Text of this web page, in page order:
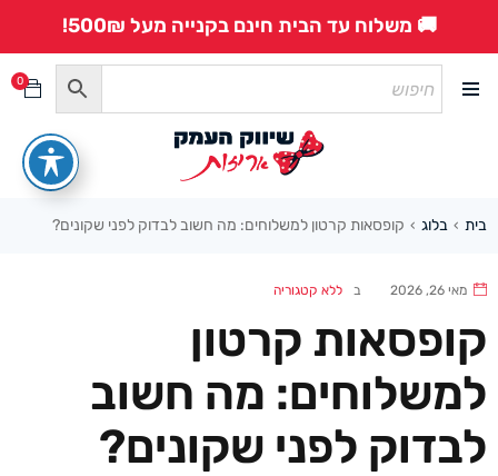
🚚 משלוח עד הבית חינם בקנייה מעל 500₪!
0
בית › בלוג › קופסאות קרטון למשלוחים: מה חשוב לבדוק לפני שקונים?
מאי 26, 2026 ב ללא קטגוריה
קופסאות קרטון
למשלוחים: מה חשוב
לבדוק לפני שקונים?